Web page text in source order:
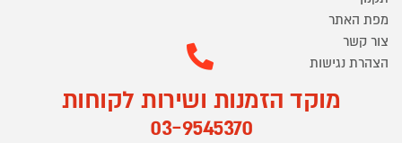
מפת האתר
צור קשר
הצהרת נגישות
מוקד הזמנות ושירות לקוחות
03-9545370